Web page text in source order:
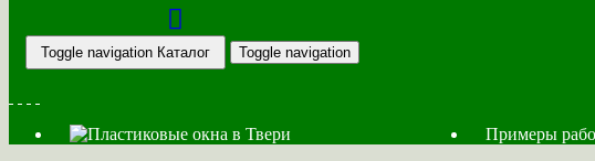
Toggle navigation Каталог Toggle navigation
Примеры